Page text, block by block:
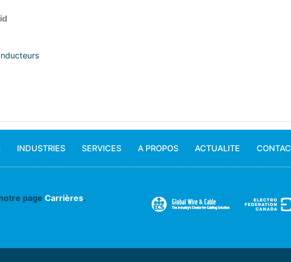
INDUSTRIES SERVICES A PROPOS ACTUALITE
page Carrières.